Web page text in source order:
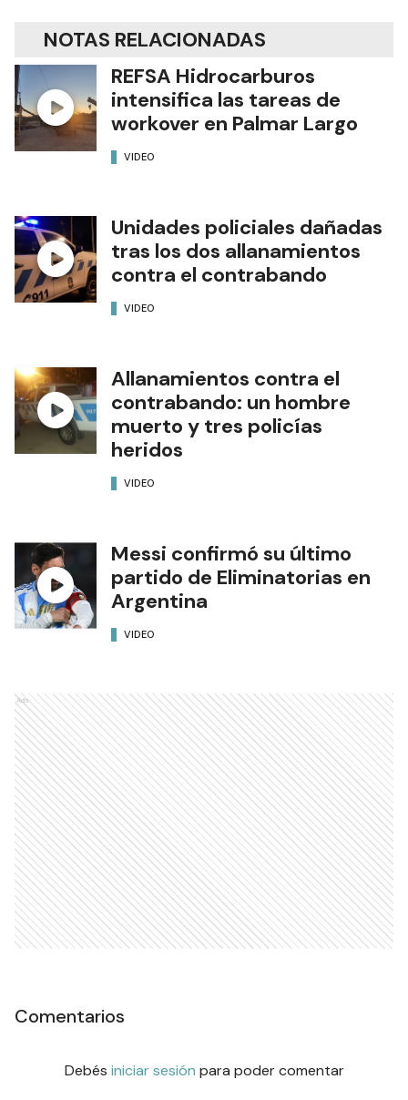
NOTAS RELACIONADAS
REFSA Hidrocarburos
intensifica las tareas de
workover en Palmar Largo
VIDEO
Unidades policiales dañadas
tras los dos allanamientos
contra el contrabando
VIDEO
Allanamientos contra el
contrabando: un hombre
muerto y tres policías
heridos
VIDEO
Messi confirmó su último
partido de Eliminatorias en
Argentina
VIDEO
Ads
Comentarios
Debés iniciar sesión para poder comentar